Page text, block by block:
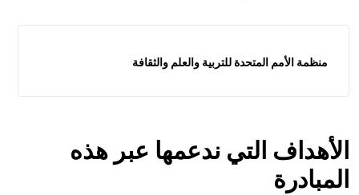
منظمة الأمم المتحدة للتربية والعلم والثقافة
الأهداف التي ندعمها عبر هذه
المبادرة